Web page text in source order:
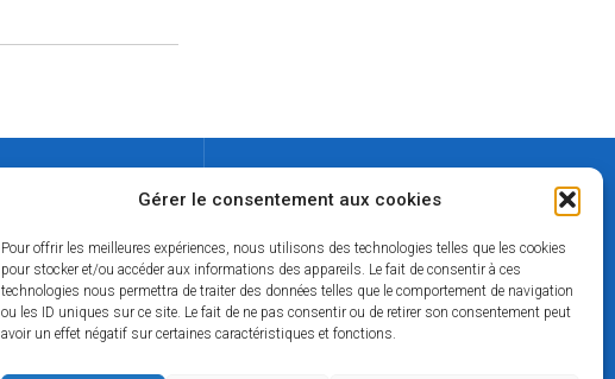
Gérer le consentement aux cookies
Pour offrir les meilleures expériences, nous utilisons des technologies telles que les cookies
pour stocker et/ou accéder aux informations des appareils. Le fait de consentir à ces
technologies nous permettra de traiter des données telles que le comportement de navigation
ou les ID uniques sur ce site. Le fait de ne pas consentir ou de retirer son consentement peut
avoir un effet négatif sur certaines caractéristiques et fonctions.
lamairie@mairie-thiron-gardais.fr